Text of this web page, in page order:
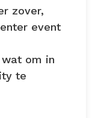
zover,
event
om in
te